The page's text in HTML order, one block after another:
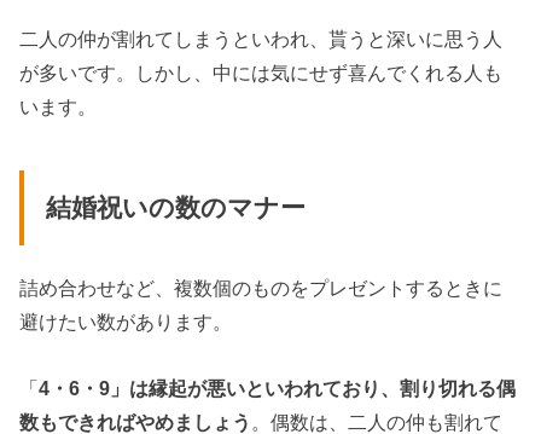
二人の仲が割れてしまうといわれ、貰うと深いに思う人
が多いです。しかし、中には気にせず喜んでくれる人も
います。
結婚祝いの数のマナー
詰め合わせなど、複数個のものをプレゼントするときに
避けたい数があります。
「4・6・9」は縁起が悪いといわれており、割り切れる偶
数もできればやめましょう 。偶数は、二人の仲も割れて